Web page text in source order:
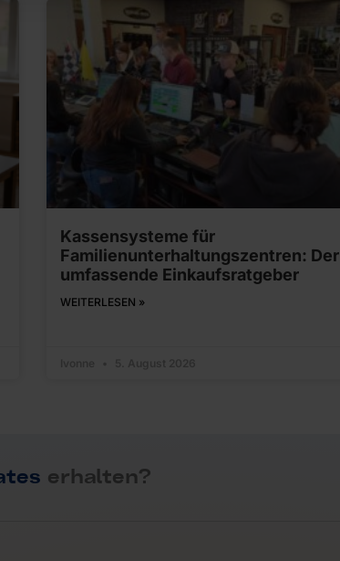
Kassensysteme für
Familienunterhaltungszentren: Der
umfassende Einkaufsratgeber
WEITERLESEN »
erhalten?